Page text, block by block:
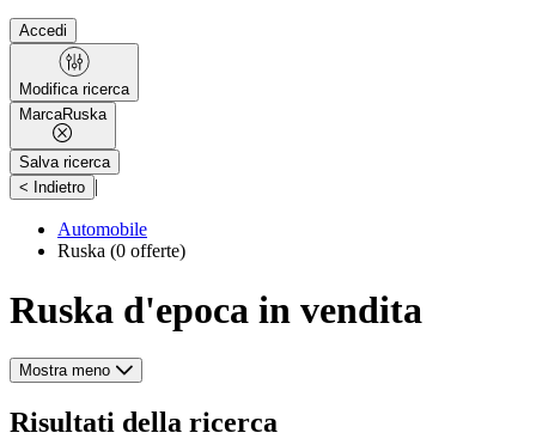
Accedi
Modifica ricerca
MarcaRuska
Salva ricerca
< Indietro |
Automobile
Ruska (0 offerte)
Ruska d'epoca in vendita
Mostra meno
Risultati della ricerca